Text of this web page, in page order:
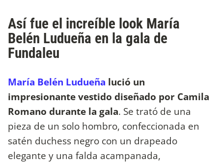
Así fue el increíble look María
Belén Ludueña en la gala de
Fundaleu
María Belén Ludueña lució un
impresionante vestido diseñado por Camila
Romano durante la gala. Se trató de una
pieza de un solo hombro, confeccionada en
satén duchess negro con un drapeado
elegante y una falda acampanada,